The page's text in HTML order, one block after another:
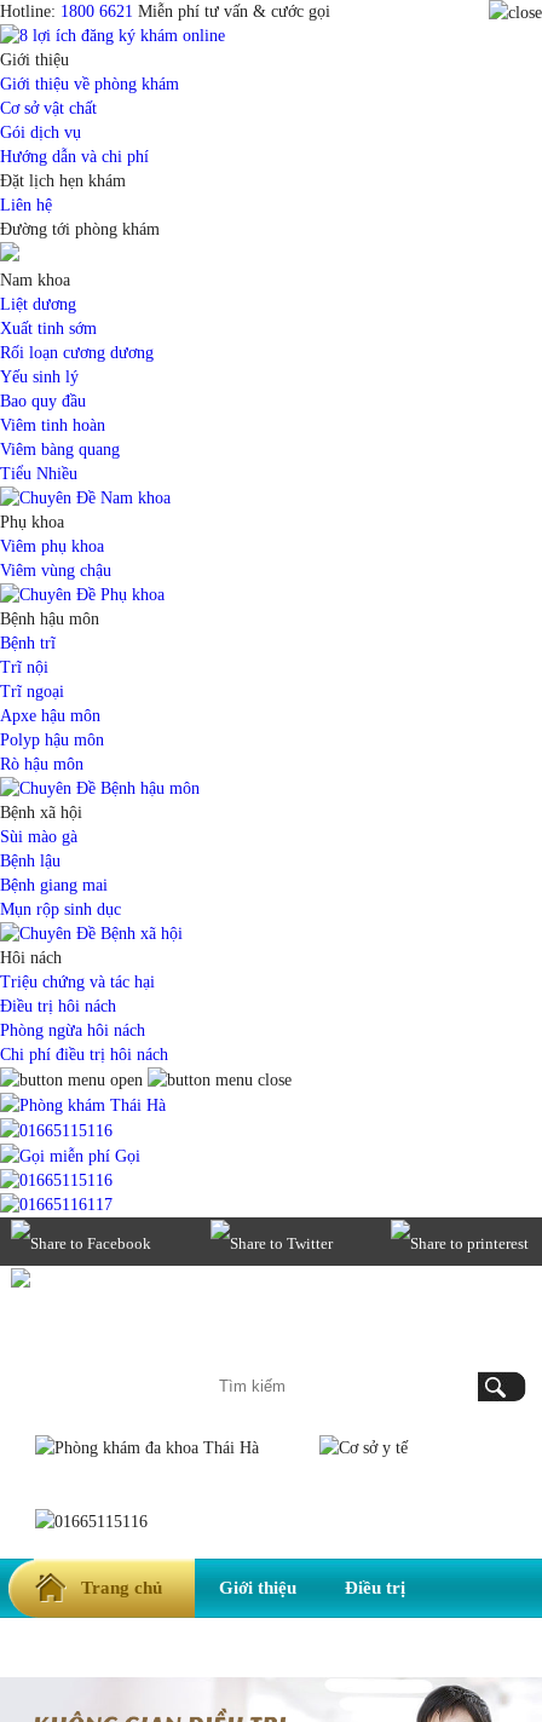
Hotline: 1800 6621 Miễn phí tư vấn & cước gọi
Giới thiệu
Giới thiệu về phòng khám
Cơ sở vật chất
Gói dịch vụ
Hướng dẫn và chi phí
Đặt lịch hẹn khám
Liên hệ
Đường tới phòng khám
Nam khoa
Liệt dương
Xuất tinh sớm
Rối loạn cương dương
Yếu sinh lý
Bao quy đầu
Viêm tinh hoàn
Viêm bàng quang
Tiểu Nhiều
Phụ khoa
Viêm phụ khoa
Viêm vùng chậu
Bệnh hậu môn
Bệnh trĩ
Trĩ nội
Trĩ ngoại
Apxe hậu môn
Polyp hậu môn
Rò hậu môn
Bệnh xã hội
Sùi mào gà
Bệnh lậu
Bệnh giang mai
Mụn rộp sinh dục
Hôi nách
Triệu chứng và tác hại
Điều trị hôi nách
Phòng ngừa hôi nách
Chi phí điều trị hôi nách
Gọi
Trang chủ Giới thiệu Điều trị